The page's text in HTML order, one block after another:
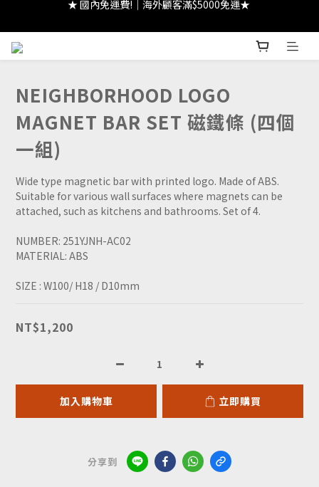
★ 註冊領 $300｜生日領 $300｜滿 $2000 折 $100 ★
NEIGHBORHOOD LOGO
MAGNET BAR SET 磁鐵條 (四個
一組)
Wide type magnetic bar with printed logo. Made of ABS.
Suitable for various wall surfaces where magnets can be
attached, such as kitchens and bathrooms. Set of 4.
NUMBER: 251YJNH-AC02
MATERIAL: ABS
SIZE : W100/ H18 / D10mm
NT$1,200
加入購物車 立即購買
分享到